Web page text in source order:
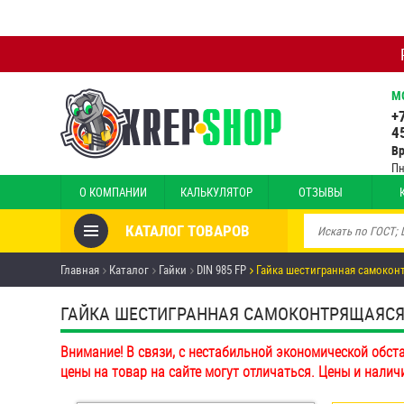
О КОМПАНИИ КАЛЬКУЛЯТОР ОТЗЫВЫ
КАТАЛОГ ТОВАРОВ
Товары со скидкой
Анкеры
Антивандальный крепёж,
инструмент
Болты и винты
Главная Каталог Гайки DIN 985 FP Гайка шестигранная
ГАЙКА ШЕСТИГРАННАЯ
Внимание! В связи, с нестабильной экономической
цены на товар на сайте могут отличаться. Цены и